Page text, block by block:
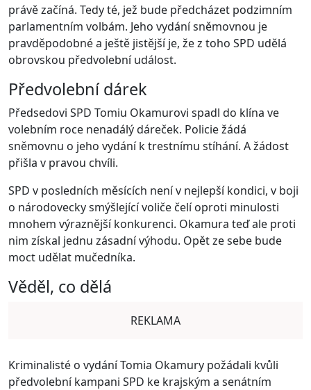
právě začíná. Tedy té, jež bude předcházet podzimním
parlamentním volbám. Jeho vydání sněmovnou je
pravděpodobné a ještě jistější je, že z toho SPD udělá
obrovskou předvolební událost.
Předvolební dárek
Předsedovi SPD Tomiu Okamurovi spadl do klína ve
volebním roce nenadálý dáreček. Policie žádá
sněmovnu o jeho vydání k trestnímu stíhání. A žádost
přišla v pravou chvíli.
SPD v posledních měsících není v nejlepší kondici, v boji
o národovecky smýšlející voliče čelí oproti minulosti
mnohem výraznější konkurenci. Okamura teď ale proti
nim získal jednu zásadní výhodu. Opět ze sebe bude
moct udělat mučedníka.
Věděl, co dělá
REKLAMA
Kriminalisté o vydání Tomia Okamury požádali kvůli
předvolební kampani SPD ke krajským a senátním